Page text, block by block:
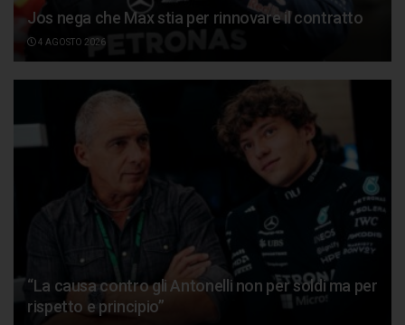
Jos nega che Max stia per rinnovare il contratto
4 AGOSTO 2026
“La causa contro gli Antonelli non per soldi ma per
rispetto e principio”